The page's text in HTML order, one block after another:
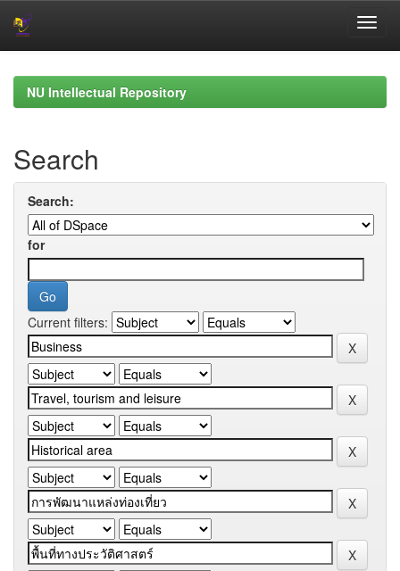
navigationNU Intellectual Repository
Search
Search:
for
Current filters: